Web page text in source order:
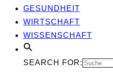
GESUND­HEIT
WIRT­SCHAFT
WIS­SEN­SCHAFT
SEARCH FOR: